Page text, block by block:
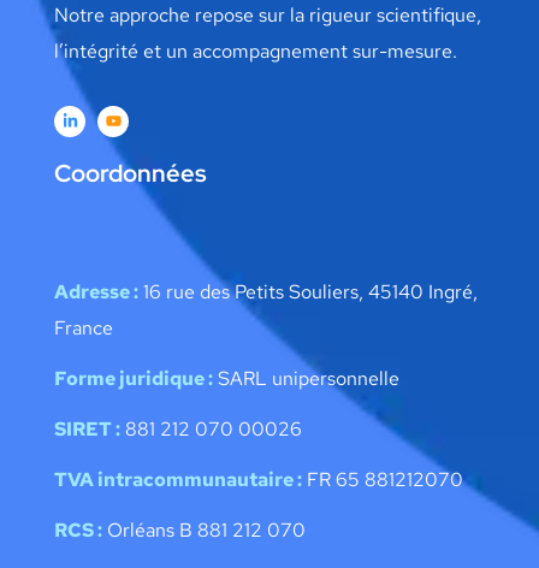
Notre approche repose sur la rigueur scientifique,
l’intégrité et un accompagnement sur-mesure.
Coordonnées
Adresse :16 rue des Petits Souliers, 45140 Ingré,
France
Forme juridique :SARL unipersonnelle
SIRET : 881 212 070 00026
TVA intracommunautaire : FR 65 881212070
RCS : Orléans B 881 212 070